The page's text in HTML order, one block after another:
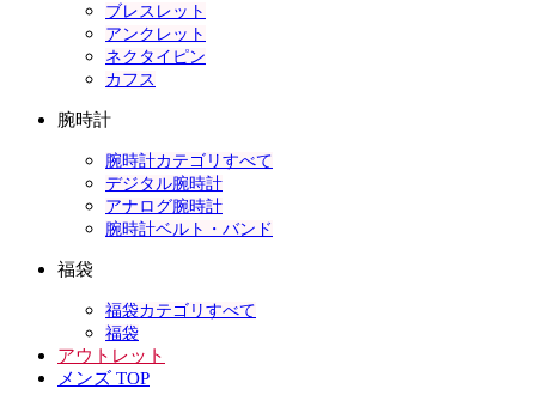
ブレスレット
アンクレット
ネクタイピン
カフス
腕時計
腕時計カテゴリすべて
デジタル腕時計
アナログ腕時計
腕時計ベルト・バンド
福袋
福袋カテゴリすべて
福袋
アウトレット
メンズ TOP